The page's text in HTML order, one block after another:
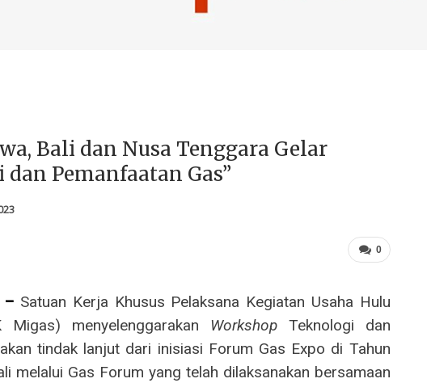
Bali dan Nusa Tenggara Gelar
Pemanfaatan Gas”
0
– Satuan Kerja Khusus Pelaksana Kegiatan Usaha Hulu
menyelenggarakan WorkshopTeknologi dan
tindak lanjut dari inisiasi Forum Gas Expo di Tahun
melalui Gas Forum yang telah dilaksanakan bersamaan